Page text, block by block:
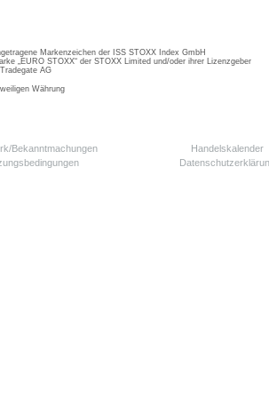
Markenzeichen der ISS STOXX Index GmbH
„EURO STOXX“ der STOXX Limited und/oder ihrer Lizenzgeber
AG
Währung
Bekanntmachungen
Handelskalender